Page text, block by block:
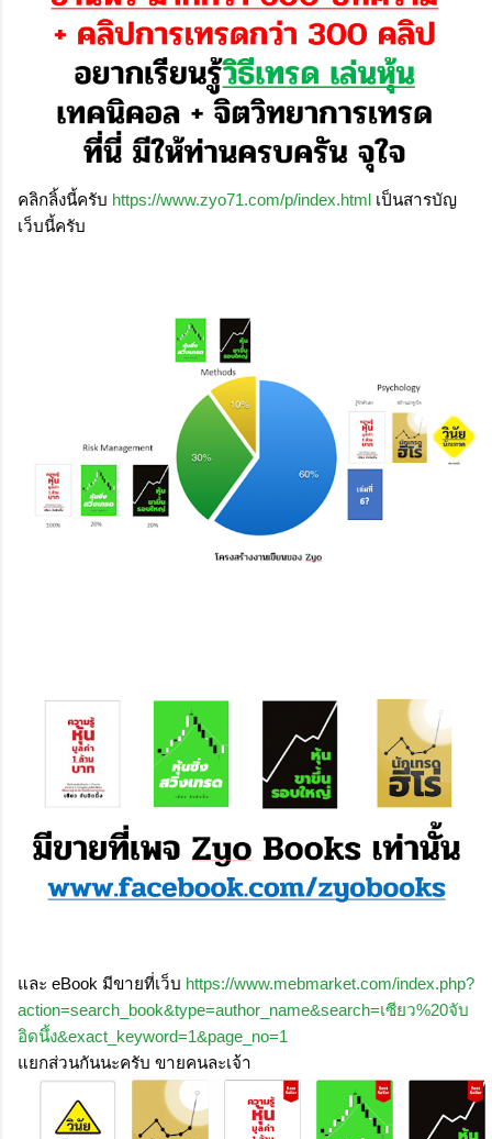
คลิกลิ้งนี้ครับ https://www.zyo71.com/p/index.html เป็นสารบัญ
เว็บนี้ครับ
และ eBook มีขายที่เว็บ https://www.mebmarket.com/index.php?
action=search_book&type=author_name&search=เซียว%20จับ
อิดนึ้ง&exact_keyword=1&page_no=1
แยกส่วนกันนะครับ ขายคนละเจ้า